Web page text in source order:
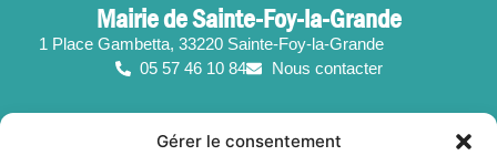
Gérer le consentement
Mairie de Sainte-Foy-la-Grande
1 Place Gambetta, 33220 Sainte-Foy-la-Grande
05 57 46 10 84
Nous contacter